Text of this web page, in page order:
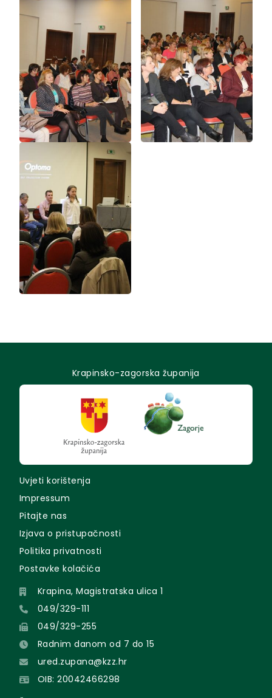
Krapinsko-zagorska županija
Uvjeti korištenja
Impressum
Pitajte nas
Izjava o pristupačnosti
Politika privatnosti
Postavke kolačića
Krapina, Magistratska ulica 1
049/329-111
049/329-255
Radnim danom od 7 do 15
ured.zupana@kzz.hr
OIB: 20042466298